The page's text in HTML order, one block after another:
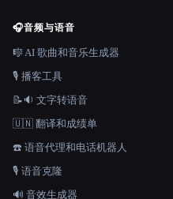
🎧音频与语音
🎼 AI 歌曲和音乐生成器
🎙️ 播客工具
📝🔉 文字转语音
🇺🇳 翻译和成绩单
☎️ 语音代理和电话机器人
🎙️ 语音克隆
🔊 音效生成器